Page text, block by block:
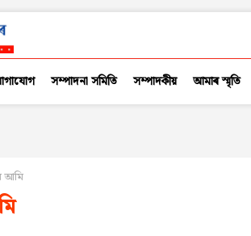
সম্পাদনা সমিতি সম্পাদকীয় আমাৰ স্মৃতি
আমি